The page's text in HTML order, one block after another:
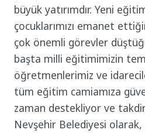
büyük yatırımdır. Yeni
çocuklarımızı emanet
çok önemli görevler
başta milli eğitimimizin
öğretmenlerimiz ve
tüm eğitim camiamıza
zaman destekliyor ve
Nevşehir Belediyesi